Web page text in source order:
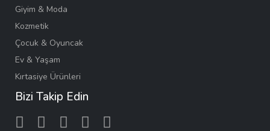
Giyim & Moda
Kozmetik
Çocuk & Oyuncak
Ev & Yaşam
Kırtasiye Ürünleri
Bizi Takip Edin